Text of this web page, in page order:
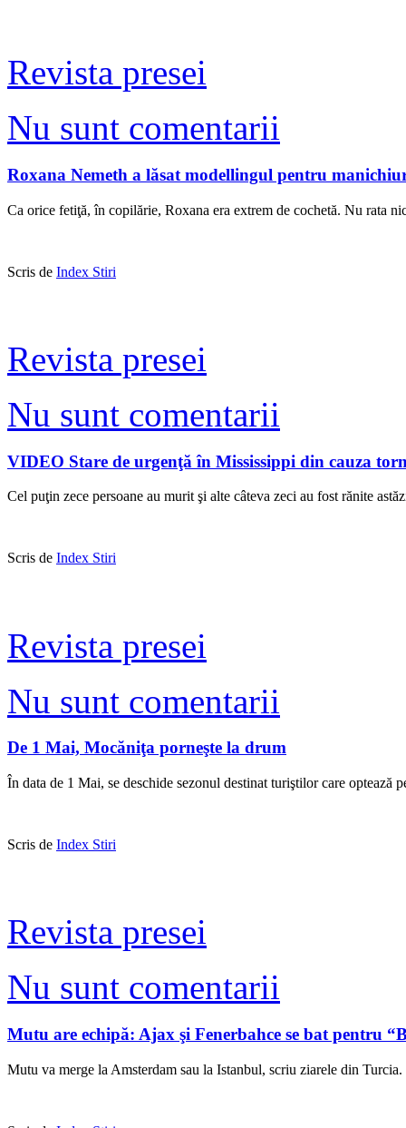
Revista presei
Nu sunt comentarii
Roxana Nemeth a lăsat modellingul pentru
Ca orice fetiţă, în copilărie, Roxana era extrem de cochetă. Nu rata
Scris de Index Stiri
Revista presei
Nu sunt comentarii
VIDEO Stare de urgenţă în Mississippi din cauza
Cel puţin zece persoane au murit şi alte câteva zeci au fost rănite
Scris de Index Stiri
Revista presei
Nu sunt comentarii
De 1 Mai, Mocăniţa porneşte la drum
În data de 1 Mai, se deschide sezonul destinat turiştilor care
Scris de Index Stiri
Revista presei
Nu sunt comentarii
Mutu are echipă: Ajax şi Fenerbahce se bat pentru
Mutu va merge la Amsterdam sau la Istanbul, scriu ziarele din